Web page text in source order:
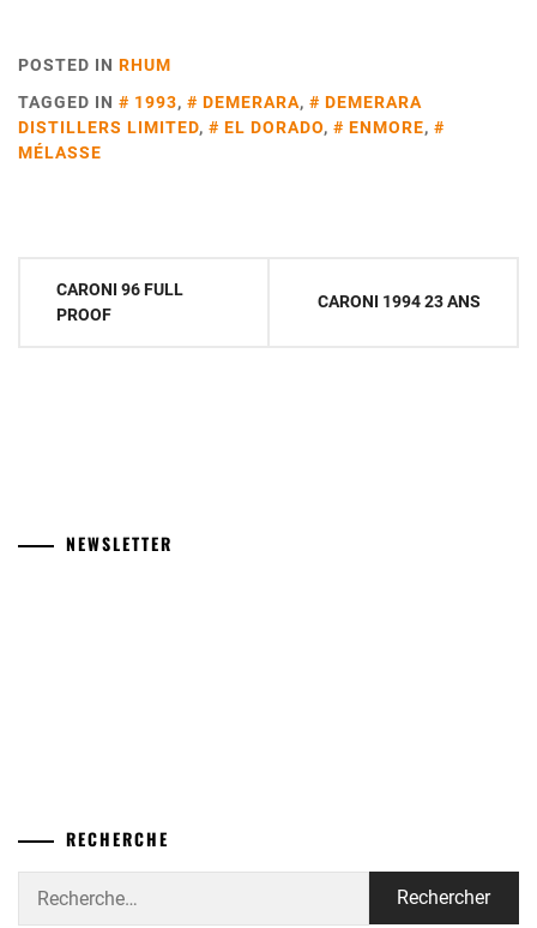
POSTED IN RHUM
TAGGED IN
1993, DEMERARA,
DEMERARA
DISTILLERS LIMITED, EL DORADO, ENMORE,
MÉLASSE
Navigation
CARONI 96 FULL
PROOF
CARONI 1994 23 ANS
NEWSLETTER
RECHERCHE